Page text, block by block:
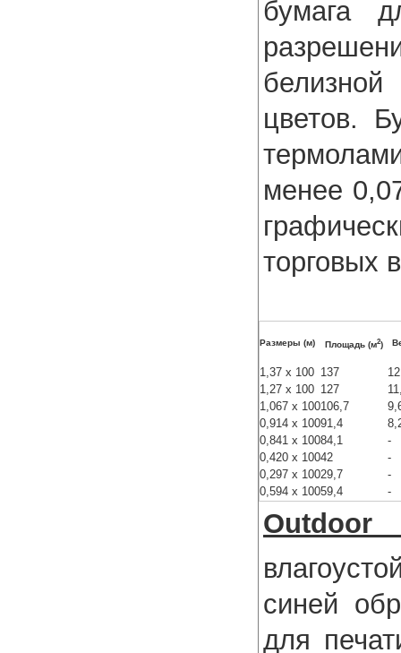
бумага
цветов.
менее
торговых
Размеры (м) Площадь (м2)
1,37 x 100 137
1,27 x 100 127
1,067 x 100106,7
0,914 x 10091,4
0,841 x 10084,1
-
0,420 x 10042
-
0,297 x 10029,7
-
0,594 x 10059,4 -
синей
для